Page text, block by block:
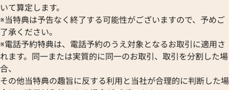
いて算定します。
※当特典は予告なく終了する可能性がございますので、予めご
了承ください。
※電話予約特典は、電話予約のうえ対象となるお取引に適用さ
れます。同一または実質的に同一のお取引、取引を分割した場
合、
その他当特典の趣旨に反する利用と当社が合理的に判断した場